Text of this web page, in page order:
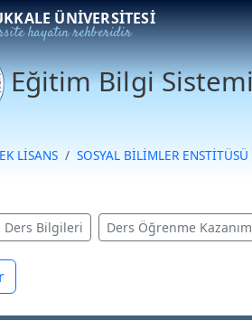
ÜNIVERSITESI
hayatın rehberidir
Eğitim Bilgi
LİSANS SOSYAL BİLİMLER ENSTİTÜSÜ
Ders Bilgileri Ders Öğrenme